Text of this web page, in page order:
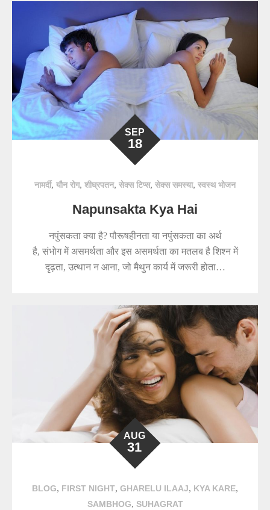
SEP
18
नामर्दी, यौन रोग, शीघ्रपतन, सेक्स टिप्स, सेक्स समस्या, स्वस्थ भोजन
Napunsakta Kya Hai
नपुंसकता क्या है? पौरूषहीनता या नपुंसकता का अर्थ
है, संभोग में असमर्थता और इस असमर्थता का मतलब है शिश्न में
दृढ़ता, उत्थान न आना, जो मैथुन कार्य में जरूरी होता…
AUG
31
BLOG, FIRST NIGHT, GHARELU ILAAJ, KYA KARE,
SAMBHOG, SUHAGRAT